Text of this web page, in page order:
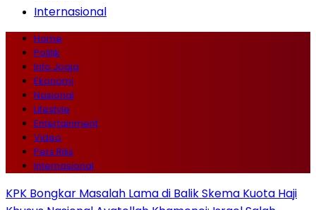
Internasional
Home
Politik
Info Jogja
Ekonomi
Nasional
Lifestyle
Entertainment
Video
Pers Rilis
Internasional
KPK Bongkar Masalah Lama di Balik Skema Kuota Haji